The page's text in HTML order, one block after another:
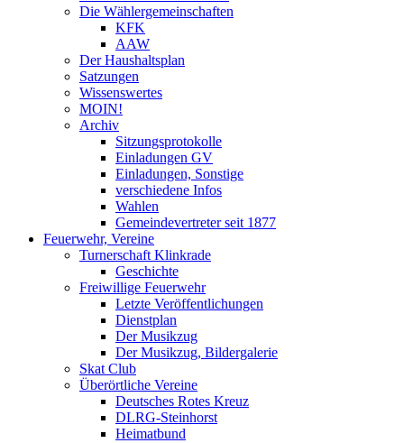
Die Wählergemeinschaften
KFK
AAW
Der Haushaltsplan
Satzungen
Wissenswertes
MOIN!
Archiv
Sitzungsprotokolle
Einladungen GV
Einladungen, Sonstige
verschiedene Infos
Wahlen
Gemeindevertreter seit 1877
Feuerwehr, Vereine
Turnerschaft Klinkrade
Geschichte
Freiwillige Feuerwehr
Letzte Veröffentlichungen
Dienstplan
Der Musikzug
Der Musikzug, Bildergalerie
Skat Club
Überörtliche Vereine
Deutsches Rotes Kreuz
DLRG-Steinhorst
Heimatbund